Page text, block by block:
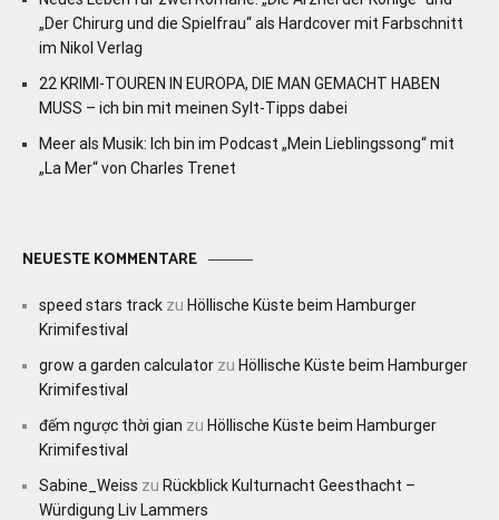
„Der Chirurg und die Spielfrau“ als Hardcover mit Farbschnitt
im Nikol Verlag
22 KRIMI-TOUREN IN EUROPA, DIE MAN GEMACHT HABEN
MUSS – ich bin mit meinen Sylt-Tipps dabei
Meer als Musik: Ich bin im Podcast „Mein Lieblingssong“ mit
„La Mer“ von Charles Trenet
NEUESTE KOMMENTARE
speed stars track zu Höllische Küste beim Hamburger
Krimifestival
grow a garden calculator zu Höllische Küste beim Hamburger
Krimifestival
đếm ngược thời gian zu Höllische Küste beim Hamburger
Krimifestival
Sabine_Weiss zu Rückblick Kulturnacht Geesthacht –
Würdigung Liv Lammers